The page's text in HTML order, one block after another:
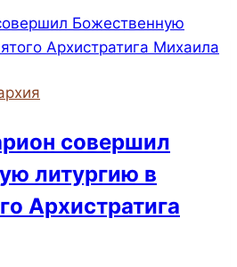
совершил
литургию в
Архистратига